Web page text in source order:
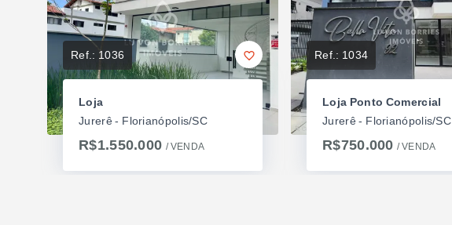
Ref.: 1036
Loja
Jurerê - Florianópolis/SC
R$1.550.000 / VENDA
Ref.: 1034
Loja Ponto Comercial
Jurerê - Florianópolis/SC
R$750.000 / VENDA